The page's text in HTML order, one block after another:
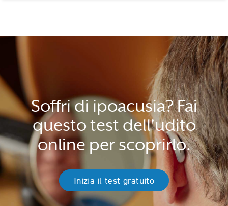
Soffri di ipoacusia? Fai
questo test dell'udito
online per scoprirlo.
Inizia il test gratuito